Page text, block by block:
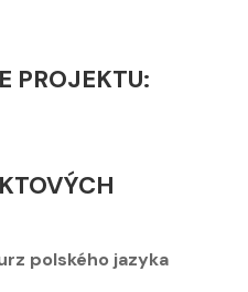
PROJEKTU:
polského jazyka